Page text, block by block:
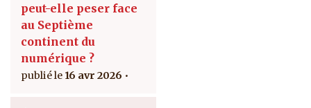
peut-elle peser face
au Septième
continent du
numérique ?
16 avr 2026